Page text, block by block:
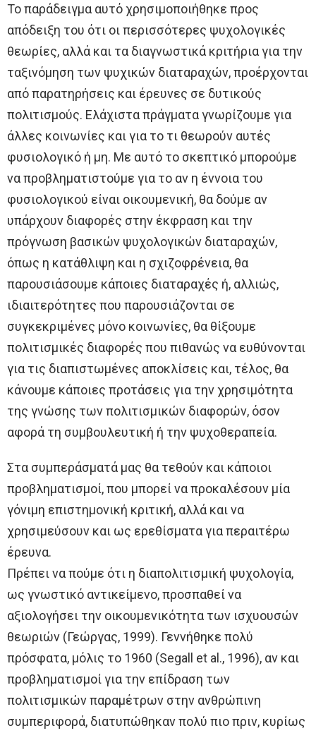
Το παράδειγμα αυτό χρησιμοποιήθηκε προς
απόδειξη του ότι οι περισσότερες ψυχολογικές
θεωρίες, αλλά και τα διαγνωστικά κριτήρια για την
ταξινόμηση των ψυχικών διαταραχών, προέρχονται
από παρατηρήσεις και έρευνες σε δυτικούς
πολιτισμούς. Ελάχιστα πράγματα γνωρίζουμε για
άλλες κοινωνίες και για το τι θεωρούν αυτές
φυσιολογικό ή μη. Με αυτό το σκεπτικό μπορούμε
να προβληματιστούμε για το αν η έννοια του
φυσιολογικού είναι οικουμενική, θα δούμε αν
υπάρχουν διαφορές στην έκφραση και την
πρόγνωση βασικών ψυχολογικών διαταραχών,
όπως η κατάθλιψη και η σχιζοφρένεια, θα
παρουσιάσουμε κάποιες διαταραχές ή, αλλιώς,
ιδιαιτερότητες που παρουσιάζονται σε
συγκεκριμένες μόνο κοινωνίες, θα θίξουμε
πολιτισμικές διαφορές που πιθανώς να ευθύνονται
για τις διαπιστωμένες αποκλίσεις και, τέλος, θα
κάνουμε κάποιες προτάσεις για την χρησιμότητα
της γνώσης των πολιτισμικών διαφορών, όσον
αφορά τη συμβουλευτική ή την ψυχοθεραπεία.
Στα συμπεράσματά μας θα τεθούν και κάποιοι
προβληματισμοί, που μπορεί να προκαλέσουν μία
γόνιμη επιστημονική κριτική, αλλά και να
χρησιμεύσουν και ως ερεθίσματα για περαιτέρω
έρευνα.
Πρέπει να πούμε ότι η διαπολιτισμική ψυχολογία,
ως γνωστικό αντικείμενο, προσπαθεί να
αξιολογήσει την οικουμενικότητα των ισχυουσών
θεωριών (Γεώργας, 1999). Γεννήθηκε πολύ
πρόσφατα, μόλις το 1960 (Segall et al., 1996), αν και
προβληματισμοί για την επίδραση των
πολιτισμικών παραμέτρων στην ανθρώπινη
συμπεριφορά, διατυπώθηκαν πολύ πιο πριν, κυρίως